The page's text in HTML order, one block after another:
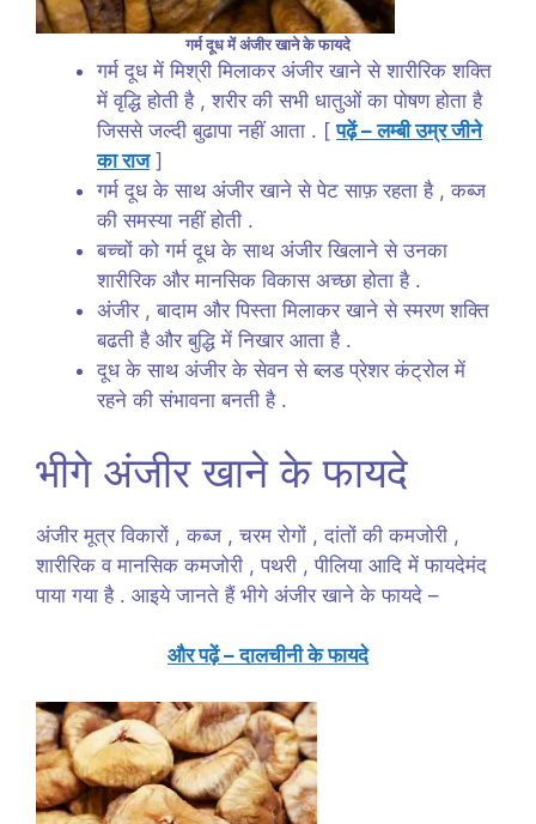
गर्म दूध में अंजीर खाने के फायदे
गर्म दूध में मिश्री मिलाकर अंजीर खाने से शारीरिक शक्ति
में वृद्धि होती है , शरीर की सभी धातुओं का पोषण होता है
जिससे जल्दी बुढापा नहीं आता . [पढ़ें – लम्बी उम्र जीने
का राज]
गर्म दूध के साथ अंजीर खाने से पेट साफ़ रहता है , कब्ज
की समस्या नहीं होती .
बच्चों को गर्म दूध के साथ अंजीर खिलाने से उनका
शारीरिक और मानसिक विकास अच्छा होता है .
अंजीर , बादाम और पिस्ता मिलाकर खाने से स्मरण शक्ति
बढती है और बुद्धि में निखार आता है .
दूध के साथ अंजीर के सेवन से ब्लड प्रेशर कंट्रोल में
रहने की संभावना बनती है .
भीगे अंजीर खाने के फायदे
अंजीर मूत्र विकारों , कब्ज , चरम रोगों , दांतों की कमजोरी ,
शारीरिक व मानसिक कमजोरी , पथरी , पीलिया आदि में फायदेमंद
पाया गया है . आइये जानते हैं भीगे अंजीर खाने के फायदे –
और पढ़ें – दालचीनी के फायदे